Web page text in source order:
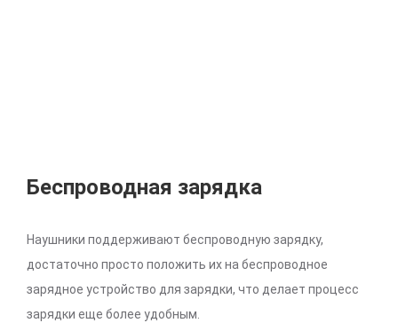
Беспроводная зарядка
Наушники поддерживают беспроводную зарядку,
достаточно просто положить их на беспроводное
зарядное устройство для зарядки, что делает процесс
зарядки еще более удобным.